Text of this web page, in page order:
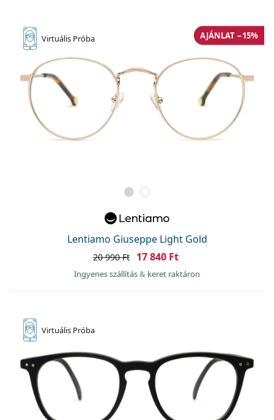
Virtuális Próba
Lentiamo Giuseppe Light Gold
AJÁNLAT −15%
20 990 Ft 17 840 Ft
Ingyenes szállítás& keret raktáron
Virtuális Próba